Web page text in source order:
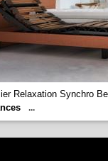
Relaxation Synchro
...